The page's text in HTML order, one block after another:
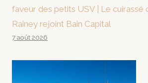
faveur des petits USV | Le cuirassé
Rainey rejoint Bain Capital
7 août 2026